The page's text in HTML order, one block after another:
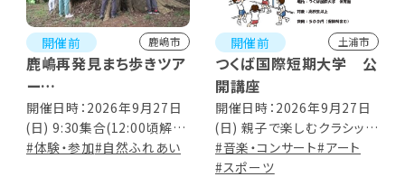
開催前 鹿嶋市
鹿嶋再発見まち歩きツア
ー
白鳥の里
開催日時：2026年9月27日
(日) 9:30集合(12:00頃解散
予定)
#体験・参加#自然ふれあい
開催前 土浦市
つくば国際短期大学 公
開講座
開催日時：2026年9月27日
(日) 親子で楽しむクラシック
コンサート 14:00～14:40
はつらつソフトバレーボー
#音楽・コンサート#アート
#スポーツ